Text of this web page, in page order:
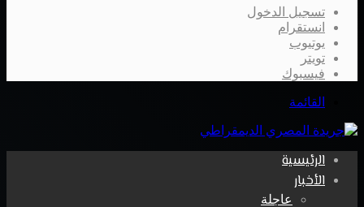
تسجيل الدخول
انستقرام
يوتيوب
تويتر
فيسبوك
القائمة
الرئيسية
الأخبار
عاجلة